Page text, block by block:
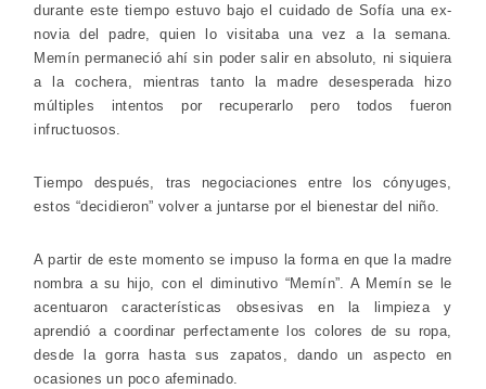
durante este tiempo estuvo bajo el cuidado de Sofía una ex-
novia del padre, quien lo visitaba una vez a la semana.
Memín permaneció ahí sin poder salir en absoluto, ni siquiera
a la cochera, mientras tanto la madre desesperada hizo
múltiples intentos por recuperarlo pero todos fueron
infructuosos.
Tiempo después, tras negociaciones entre los cónyuges,
estos “decidieron” volver a juntarse por el bienestar del niño.
A partir de este momento se impuso la forma en que la madre
nombra a su hijo, con el diminutivo “Memín”. A Memín se le
acentuaron características obsesivas en la limpieza y
aprendió a coordinar perfectamente los colores de su ropa,
desde la gorra hasta sus zapatos, dando un aspecto en
ocasiones un poco afeminado.